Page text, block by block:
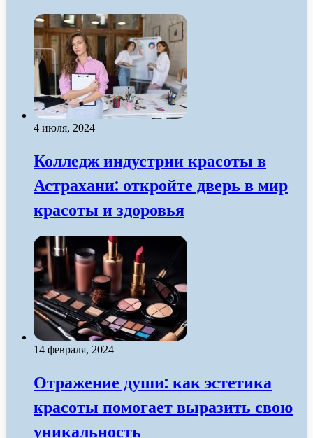
4 июля, 2024
Колледж индустрии красоты в
Астрахани: откройте дверь в мир
красоты и здоровья
14 февраля, 2024
Отражение души: как эстетика
красоты помогает выразить свою
уникальность